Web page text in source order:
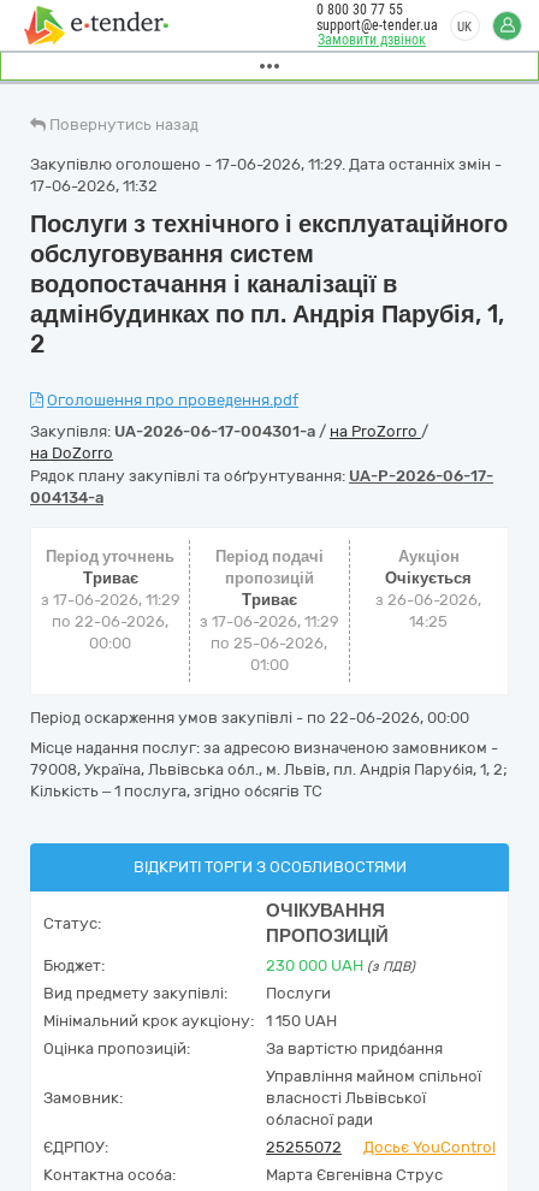
Замовити дзвінок
0 800 30 77 55
support@e-tender.ua
UK
Повернутись назад
Закупівлю оголошено - 17-06-2026, 11:29. Дата останніх змін -
17-06-2026, 11:32
Послуги з технічного і експлуатаційного
обслуговування систем
водопостачання і каналізації в
адмінбудинках по пл. Андрія Парубія, 1,
2
Оголошення про проведення.pdf
Закупівля: UA-2026-06-17-004301-a / на ProZorro /
на DoZorro
Рядок плану закупівлі та обґрунтування: UA-P-2026-06-17-
004134-a
Період уточнень
Триває
з 17-06-2026, 11:29
по 22-06-2026,
00:00
Період подачі
пропозицій
Триває
з 17-06-2026, 11:29
по 25-06-2026,
01:00
Аукціон
Очікується
з26-06-2026,
14:25
Період оскарження умов закупівлі - по 22-06-2026, 00:00
Місце надання послуг: за адресою визначеною замовником -
79008, Україна, Львівська обл., м. Львів, пл. Андрія Парубія, 1, 2;
Кількість – 1 послуга, згідно обсягів ТС
ВІДКРИТІ ТОРГИ З ОСОБЛИВОСТЯМИ
Статус:
ОЧІКУВАННЯ
ПРОПОЗИЦІЙ
Бюджет: 230 000 UAH (з ПДВ)
Вид предмету закупівлі:
Послуги
Мінімальний крок аукціону:
1 150 UAH
Оцінка пропозицій:
За вартістю придбання
Замовник:
Управління майном спільної
власності Львівської
обласної ради
ЄДРПОУ:
25255072
Досьє YouControl
Контактна особа:
Марта Євгенівна Струс